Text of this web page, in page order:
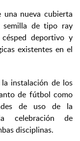
nueva cubierta
semilla de tipo ray
césped deportivo y
existentes en el
instalación de los
de fútbol como
de uso de la
celebración de
disciplinas.